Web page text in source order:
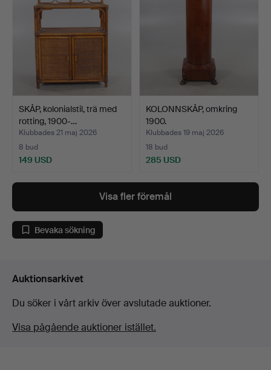
SKÅP, kolonialstil, trä med
rotting, 1900-…
Klubbades 21 maj 2026
8 bud
149 USD
KOLONNSKÅP, omkring
1900.
Klubbades 19 maj 2026
18 bud
285 USD
Visa fler föremål
Bevaka sökning
Auktionsarkivet
Du söker i vårt arkiv över avslutade auktioner.
Visa pågående auktioner istället.